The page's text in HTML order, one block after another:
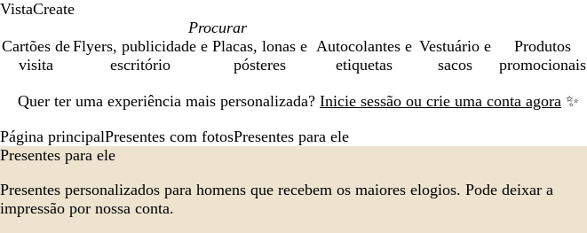
VistaCreate
Cartões de
visita
Flyers, publicidade e
escritório
Placas, lonas e
pósteres
Autocolantes e
etiquetas
Vestuário e
sacos
Produtos
promocionais
Quer ter uma experiência mais personalizada? Inicie sessão ou crie uma conta agora ✨
1
Página principalPresentes com fotosPresentes para ele
Presentes para ele
Presentes personalizados para homens que recebem os maiores elogios. Pode deixar a
impressão por nossa conta.